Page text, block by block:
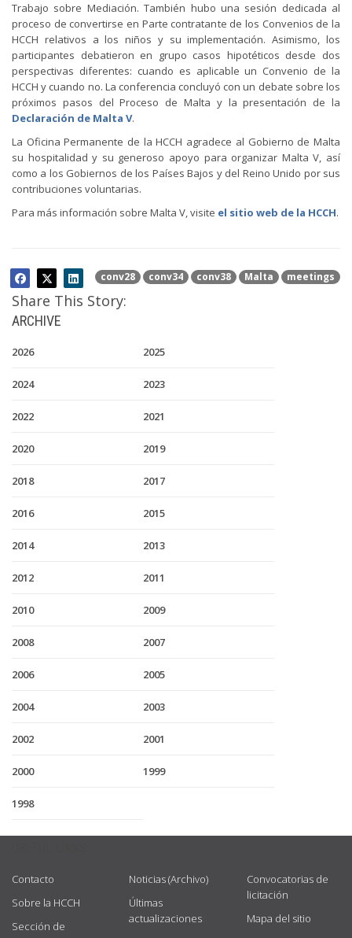
Trabajo sobre Mediación. También hubo una sesión dedicada al
proceso de convertirse en Parte contratante de los Convenios de la
HCCH relativos a los niños y su implementación. Asimismo, los
participantes debatieron en grupo casos hipotéticos desde dos
perspectivas diferentes: cuando es aplicable un Convenio de la
HCCH y cuando no. La conferencia concluyó con un debate sobre los
próximos pasos del Proceso de Malta y la presentación de la
Declaración de Malta V.
La Oficina Permanente de la HCCH agradece al Gobierno de Malta
su hospitalidad y su generoso apoyo para organizar Malta V, así
como a los Gobiernos de los Países Bajos y del Reino Unido por sus
contribuciones voluntarias.
Para más información sobre Malta V, visite el sitio web de la HCCH.
conv28 conv34 conv38 Malta meetings
Share This Story:
ARCHIVE
2026 2025
2024 2023
2022 2021
2020 2019
2018 2017
2016 2015
2014 2013
2012 2011
2010 2009
2008 2007
2006 2005
2004 2003
2002 2001
2000 1999
1998
Contacto
Sobre la HCCH
Sección de
Noticias (Archivo)
Últimas
actualizaciones
Convocatorias de
licitación
Mapa del sitio